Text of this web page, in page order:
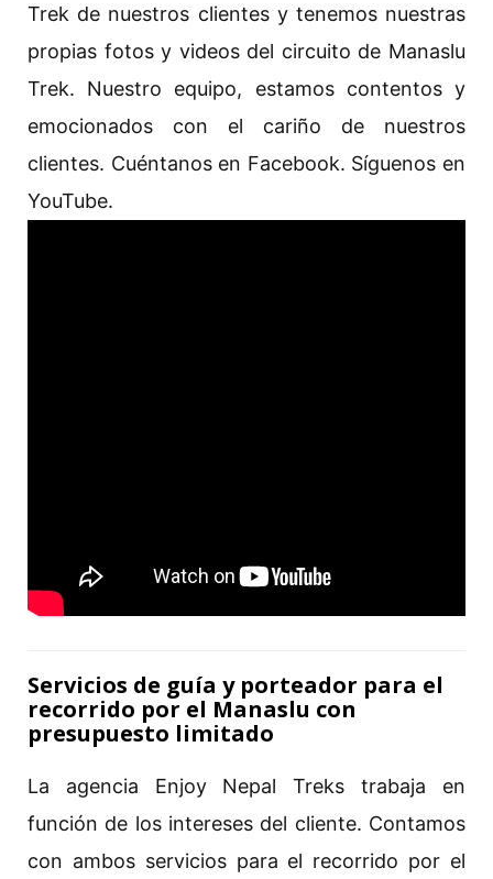
Trek de nuestros clientes y tenemos nuestras
propias fotos y videos del circuito de Manaslu
Trek. Nuestro equipo, estamos contentos y
emocionados con el cariño de nuestros
clientes. Cuéntanos en Facebook. Síguenos en
YouTube.
Servicios de guía y porteador para el
recorrido por el Manaslu con
presupuesto limitado
La agencia Enjoy Nepal Treks trabaja en
función de los intereses del cliente. Contamos
con ambos servicios para el recorrido por el